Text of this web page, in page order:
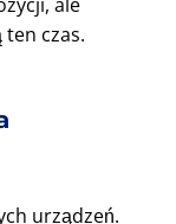
czas.
urządzeń.